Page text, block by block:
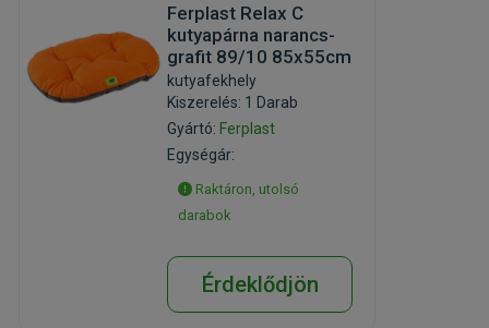
Ferplast Relax C
kutyapárna narancs-
grafit 89/10 85x55cm
kutyafekhely
Kiszerelés: 1 Darab
Gyártó: Ferplast
Egységár:
Raktáron, utolsó
darabok
Érdeklődjön